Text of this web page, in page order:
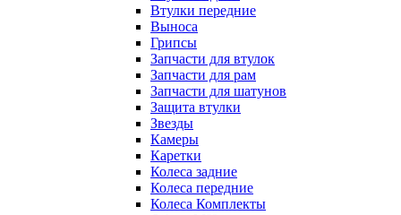
Втулки передние
Выноса
Грипсы
Запчасти для втулок
Запчасти для рам
Запчасти для шатунов
Защита втулки
Звезды
Камеры
Каретки
Колеса задние
Колеса передние
Колеса Комплекты